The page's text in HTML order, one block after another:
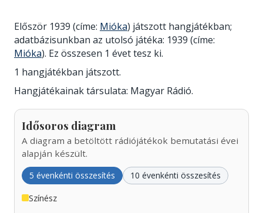
Először 1939 (címe: Mióka) játszott hangjátékban;
adatbázisunkban az utolsó játéka: 1939 (címe:
Mióka). Ez összesen 1 évet tesz ki.
1 hangjátékban játszott.
Hangjátékainak társulata: Magyar Rádió.
Idősoros diagram
A diagram a betöltött rádiójátékok bemutatási évei
alapján készült.
5 évenkénti összesítés 10 évenkénti összesítés
Színész